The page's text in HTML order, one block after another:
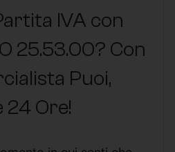
IVA con
25.53.00? Con
Puoi,
24 Ore!